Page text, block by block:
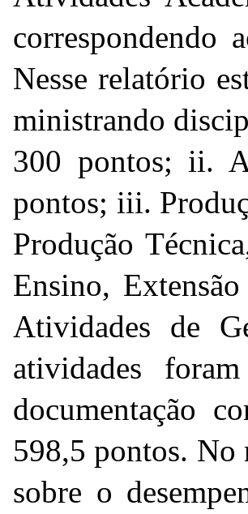
correspondendo
Nesse relatório
ministrando
300 pontos; ii.
pontos; iii.
Produção
Ensino,
Atividades de
atividades
documentação
598,5 pontos. No
sobre o